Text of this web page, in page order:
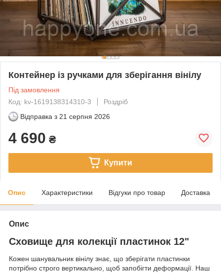
Контейнер із ручками для зберігання вінілу
Під замовлення
Код: kv-1619138314310-3
Роздріб
Відправка з 21 серпня 2026
4 690 ₴
Купити
Опис Характеристики Відгуки про товар Доставка
Опис
Сховище для колекції пластинок 12"
Кожен шанувальник вінілу знає, що зберігати пластинки
потрібно строго вертикально, щоб запобігти деформації. Наш